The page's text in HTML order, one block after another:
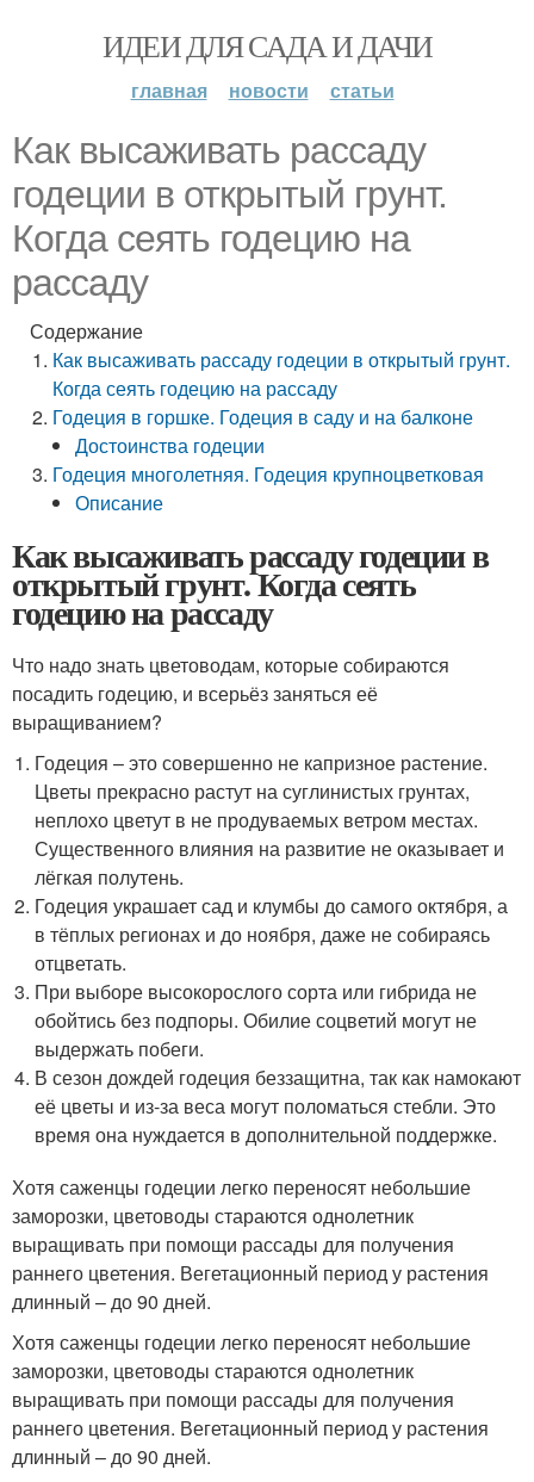
ИДЕИ ДЛЯ САДА И ДАЧИ
главная новости статьи
Как высаживать рассаду
годеции в открытый грунт.
Когда сеять годецию на
рассаду
Содержание
Как высаживать рассаду годеции в открытый грунт.
Когда сеять годецию на рассаду
Годеция в горшке. Годеция в саду и на балконе
Достоинства годеции
Годеция многолетняя. Годеция крупноцветковая
Описание
Как высаживать рассаду годеции в
открытый грунт. Когда сеять
годецию на рассаду
Что надо знать цветоводам, которые собираются
посадить годецию, и всерьёз заняться её
выращиванием?
Годеция – это совершенно не капризное растение.
Цветы прекрасно растут на суглинистых грунтах,
неплохо цветут в не продуваемых ветром местах.
Существенного влияния на развитие не оказывает и
лёгкая полутень.
Годеция украшает сад и клумбы до самого октября, а
в тёплых регионах и до ноября, даже не собираясь
отцветать.
При выборе высокорослого сорта или гибрида не
обойтись без подпоры. Обилие соцветий могут не
выдержать побеги.
В сезон дождей годеция беззащитна, так как намокают
её цветы и из-за веса могут поломаться стебли. Это
время она нуждается в дополнительной поддержке.
Хотя саженцы годеции легко переносят небольшие
заморозки, цветоводы стараются однолетник
выращивать при помощи рассады для получения
раннего цветения. Вегетационный период у растения
длинный – до 90 дней.
Хотя саженцы годеции легко переносят небольшие
заморозки, цветоводы стараются однолетник
выращивать при помощи рассады для получения
раннего цветения. Вегетационный период у растения
длинный – до 90 дней.